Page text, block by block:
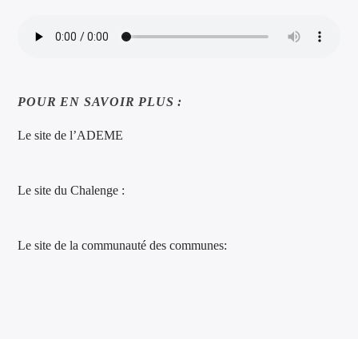
POUR EN SAVOIR PLUS :
Le site de l’ADEME
Le site du Chalenge :
Le site de la communauté des communes: